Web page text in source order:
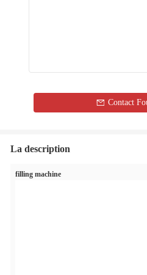
Contact
La description
filling machine